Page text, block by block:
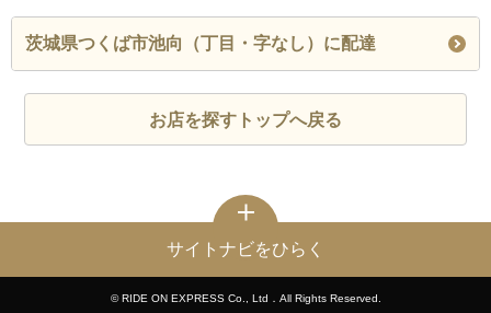
茨城県つくば市池向（丁目・字なし）に配達
お店を探すトップへ戻る
サイトナビをひらく
© RIDE ON EXPRESS Co., Ltd．All Rights Reserved.